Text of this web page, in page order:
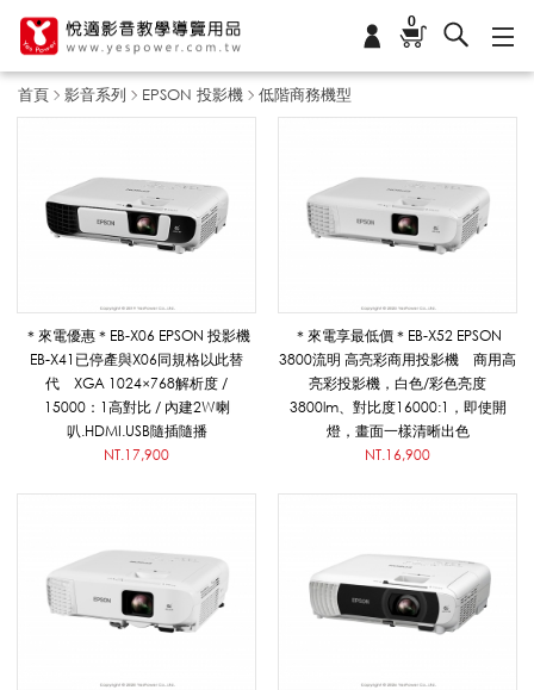
0
首頁 影音系列 EPSON 投影機 低階商務機型
階
商
務
機
型
＊來電優惠＊EB-X06 EPSON 投影機
EB-X41已停產與X06同規格以此替
代 XGA 1024×768解析度 /
15000：1高對比 / 內建2W喇
叭.HDMI.USB隨插隨播
NT.17,900
＊來電享最低價＊EB-X52 EPSON
3800流明 高亮彩商用投影機 商用高
亮彩投影機，白色/彩色亮度
3800lm、對比度16000:1，即使開
燈，畫面一樣清晰出色
NT.16,900